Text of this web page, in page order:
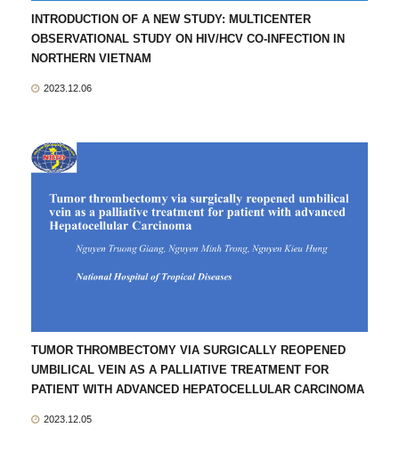
INTRODUCTION OF A NEW STUDY: MULTICENTER
OBSERVATIONAL STUDY ON HIV/HCV CO-INFECTION IN
NORTHERN VIETNAM
2023.12.06
TUMOR THROMBECTOMY VIA SURGICALLY REOPENED
UMBILICAL VEIN AS A PALLIATIVE TREATMENT FOR
PATIENT WITH ADVANCED HEPATOCELLULAR CARCINOMA
2023.12.05